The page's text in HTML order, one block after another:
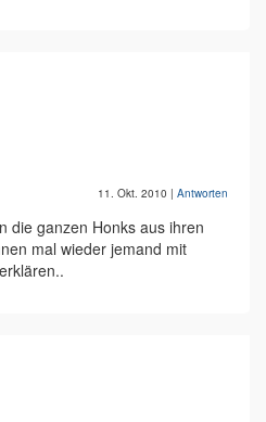
11. Okt. 2010 | Antworten
die ganzen Honks aus ihren
mal wieder jemand mit